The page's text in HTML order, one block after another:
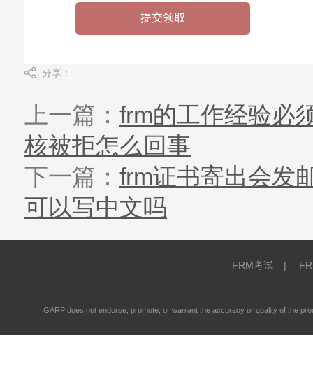
分享：
上一篇： frm的工作经验必
核被拒怎么回事
下一篇： frm证书寄出会发
可以写中文吗
FRM考试 |
GARP does not endorse, promote, or warrant the accuracy or quality of the